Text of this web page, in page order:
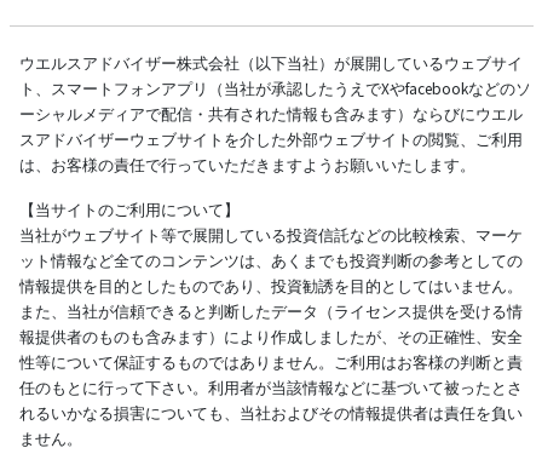
ウエルスアドバイザー株式会社（以下当社）が展開しているウェブサイ
ト、スマートフォンアプリ（当社が承認したうえでXやfacebookなどのソ
ーシャルメディアで配信・共有された情報も含みます）ならびにウエル
スアドバイザーウェブサイトを介した外部ウェブサイトの閲覧、ご利用
は、お客様の責任で行っていただきますようお願いいたします。
【当サイトのご利用について】
当社がウェブサイト等で展開している投資信託などの比較検索、マーケ
ット情報など全てのコンテンツは、あくまでも投資判断の参考としての
情報提供を目的としたものであり、投資勧誘を目的としてはいません。
また、当社が信頼できると判断したデータ（ライセンス提供を受ける情
報提供者のものも含みます）により作成しましたが、その正確性、安全
性等について保証するものではありません。ご利用はお客様の判断と責
任のもとに行って下さい。利用者が当該情報などに基づいて被ったとさ
れるいかなる損害についても、当社およびその情報提供者は責任を負い
ません。